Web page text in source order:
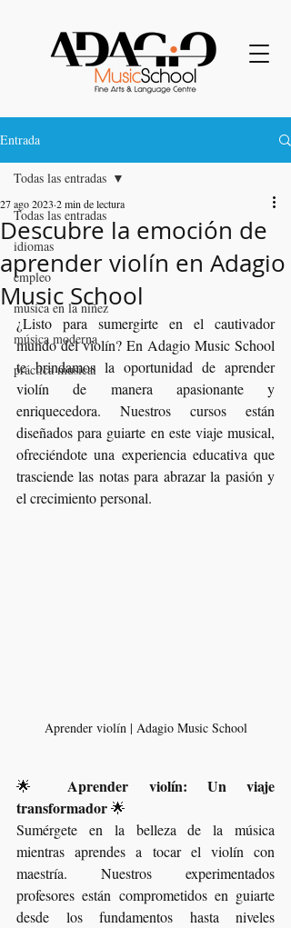
Entrada
Todas las entradas
idiomas
empleo
música en la niñez
música moderna
práctica musical
Todas las entradas
Descubre la emoción de
aprender violín en Adagio
Music School
27 ago 2023 2 min de lectura
¿Listo para sumergirte en el cautivador
mundo del violín? En Adagio Music School
te brindamos la oportunidad de aprender
violín de manera apasionante y
enriquecedora. Nuestros cursos están
diseñados para guiarte en este viaje musical,
ofreciéndote una experiencia educativa que
trasciende las notas para abrazar la pasión y
el crecimiento personal.
Aprender violín | Adagio Music School
🌟 Aprender violín: Un viaje
transformador 🌟
Sumérgete en la belleza de la música
mientras aprendes a tocar el violín con
maestría. Nuestros experimentados
profesores están comprometidos en guiarte
desde los fundamentos hasta niveles